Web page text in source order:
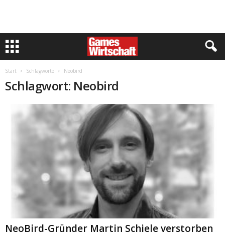
Start Schlagworte Neobird
Schlagwort: Neobird
NeoBird-Gründer Martin Schiele verstorben